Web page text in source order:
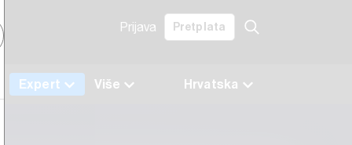
Prijava Pretplata
Hrvatska
Expert Više